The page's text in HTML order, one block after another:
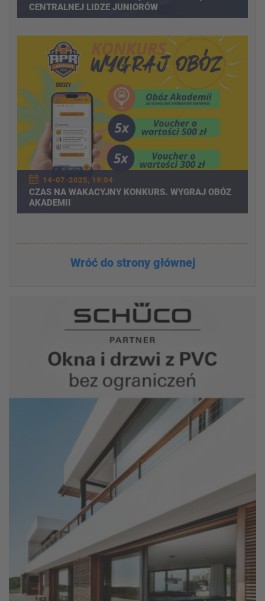
CENTRALNEJ LIDZE JUNIORÓW
14-07-2025, 19:04
CZAS NA WAKACYJNY KONKURS. WYGRAJ OBÓZ
AKADEMII
Wróć do strony głównej